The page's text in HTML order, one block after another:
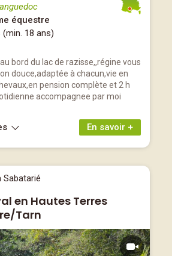
équestre
18 ans)
bord du lac de razisse,,régine vous
douce,adaptée à chacun,vie en
pension complète et 2 h
accompagnee par moi
En savoir +
Sabatarié
en Hautes Terres
Tarn